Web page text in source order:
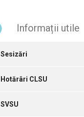
Informații utile
Sesizări
Hotărâri CLSU
SVSU